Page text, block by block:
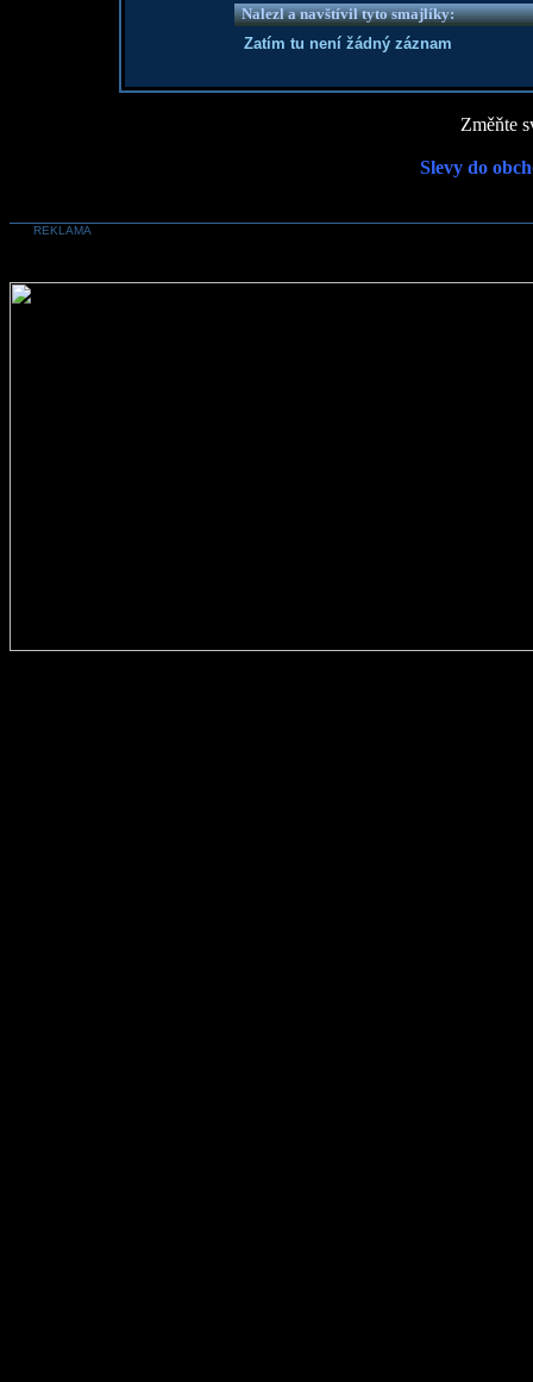
Nalezl a navštívil tyto smajlíky:
Zatím tu není žádný záznam
Změňte
Slevy do
REKLAMA